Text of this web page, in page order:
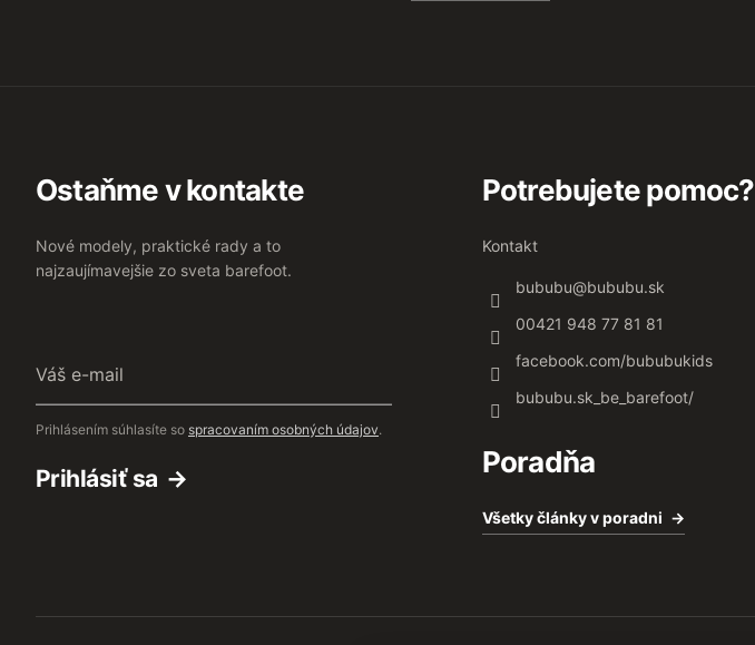
Ostaňme v kontakte
Nové modely, praktické rady a to
najzaujímavejšie zo sveta barefoot.
e-
Prihlásením súhlasíte so spracovaním osobných údajov.
Prihlásiť sa
Potrebujete pomoc?
Kontakt
bububu@bububu.sk
00421 948 77 81 81
facebook.com/bububukids
bububu.sk_be_barefoot/
Poradňa
Všetky články v poradni